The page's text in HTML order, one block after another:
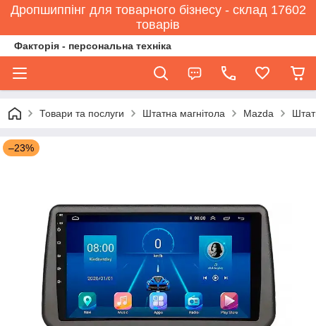
Дропшиппінг для товарного бізнесу - склад 17602
товарів
Факторія - персональна техніка
Товари та послуги Штатна магнітола Mazda
–23%